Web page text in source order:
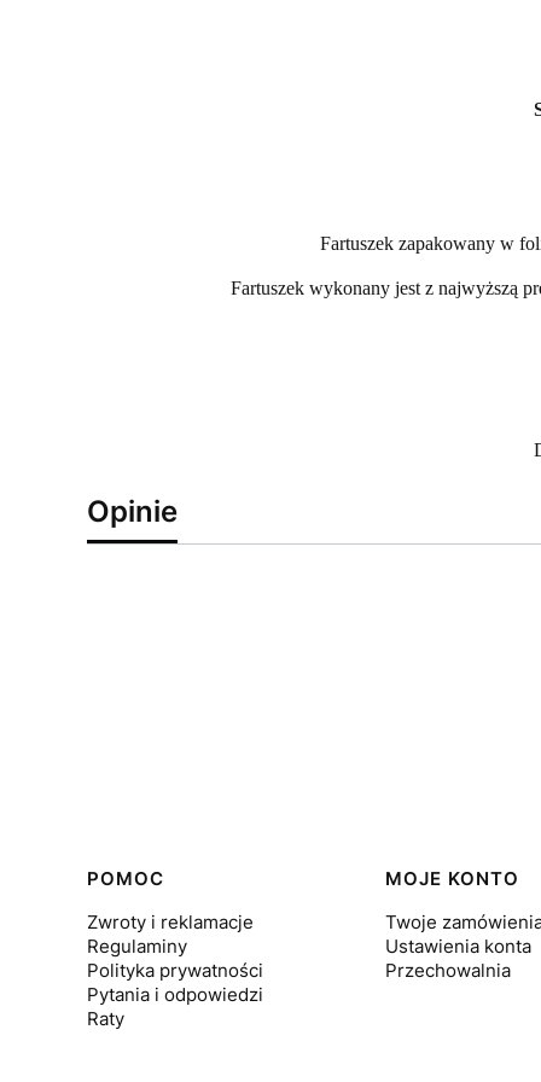
Fartuszek zapakowany w
Fartuszek wykonany jest z najwyższą
Opinie
Linki w stopce
POMOC
Zwroty i reklamacje
Regulaminy
Polityka prywatności
Pytania i odpowiedzi
Raty
MOJE KONTO
Twoje
Ustawienia konta
Przechowalnia